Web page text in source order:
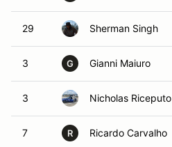
29 Sherman Singh
3 G Gianni Maiuro
3 Nicholas Riceputo
7 R Ricardo Carvalho